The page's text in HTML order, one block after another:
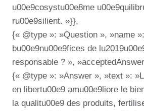
u00e9cosystu00e8me
ru00e9silient. »}},
{« @type »: »Question », »name
bu00e9nu00e9fices de
responsable ? »,
{« @type »: »Answer », »text »:
en libertu00e9 amu00e9liore le
la qualitu00e9 des produits,